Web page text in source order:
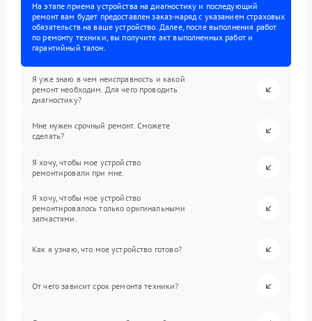
На этапе приема устройства на диагностику и последующий
ремонт вам будет предоставлен заказ-наряд с указанием страховых
обязательств на ваше устройство. Далее, после выполнения работ
по ремонту техники, вы получите акт выполненных работ и
гарантийный талон.
Я уже знаю в чем неисправность и какой
ремонт необходим. Для чего проводить
диагностику?
Мне нужен срочный ремонт. Сможете
сделать?
Я хочу, чтобы мое устройство
ремонтировали при мне.
Я хочу, чтобы мое устройство
ремонтировалось только оригинальными
запчастями.
Как я узнаю, что мое устройство готово?
От чего зависит срок ремонта техники?